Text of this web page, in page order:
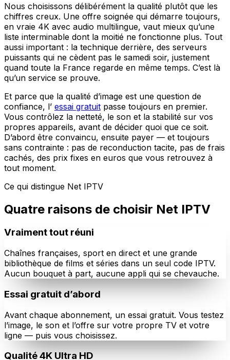
Nous choisissons délibérément la qualité plutôt que les
chiffres creux. Une offre soignée qui démarre toujours,
en vraie 4K avec audio multilingue, vaut mieux qu’une
liste interminable dont la moitié ne fonctionne plus. Tout
aussi important : la technique derrière, des serveurs
puissants qui ne cèdent pas le samedi soir, justement
quand toute la France regarde en même temps. C’est là
qu’un service se prouve.
Et parce que la qualité d’image est une question de
confiance, l’ essai gratuit passe toujours en premier.
Vous contrôlez la netteté, le son et la stabilité sur vos
propres appareils, avant de décider quoi que ce soit.
D’abord être convaincu, ensuite payer — et toujours
sans contrainte : pas de reconduction tacite, pas de frais
cachés, des prix fixes en euros que vous retrouvez à
tout moment.
Ce qui distingue Net IPTV
Quatre raisons de choisir Net IPTV
Vraiment tout réuni
Chaînes françaises, sport en direct et une grande
bibliothèque de films et séries dans un seul code IPTV.
Aucun bouquet à part, aucune appli qui se chevauche.
Essai gratuit d’abord
Avant chaque abonnement, un essai gratuit. Vous testez
l’image, le son et l’offre sur votre propre TV et votre
ligne — puis vous choisissez.
Qualité 4K Ultra HD